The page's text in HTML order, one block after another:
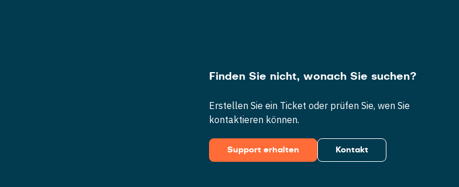
Finden Sie nicht, wonach Sie suchen?
Erstellen Sie ein Ticket oder prüfen Sie, wen Sie
kontaktieren können.
Support erhalten Kontakt